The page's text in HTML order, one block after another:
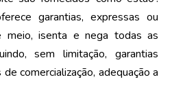
garantias, expressas ou
meio, isenta e nega todas as
sem limitação, garantias
comercialização, adequação a